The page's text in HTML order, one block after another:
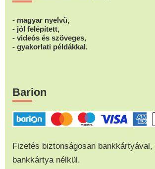
- magyar nyelvű,
- jól felépített,
- videós és szöveges,
- gyakorlati példákkal.
Barion
Fizetés biztonságosan bankkártyával,
bankkártya nélkül.